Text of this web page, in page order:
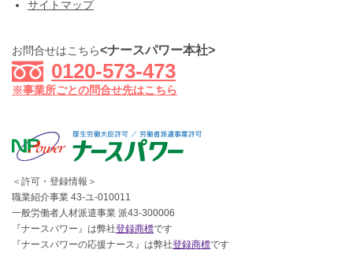
サイトマップ
お問合せはこちら<ナースパワー本社>
0120-573-473
※事業所ごとの問合せ先はこちら
＜許可・登録情報＞
職業紹介事業 43-ユ-010011
一般労働者人材派遣事業 派43-300006
『ナースパワー』は弊社登録商標です
『ナースパワーの応援ナース』は弊社登録商標です